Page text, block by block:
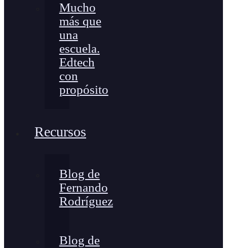
Mucho
más que
una
escuela.
Edtech
con
propósito
Recursos
Blog de
Fernando
Rodríguez
Blog de